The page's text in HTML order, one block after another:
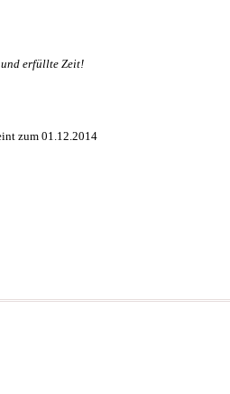
und erfüllte Zeit!
zum 01.12.2014